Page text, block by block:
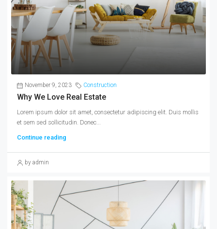
November 9, 2023 Construction
Why We Love Real Estate
Lorem ipsum dolor sit amet, consectetur adipiscing elit. Duis mollis
et sem sed sollicitudin. Donec...
Continue reading
by admin